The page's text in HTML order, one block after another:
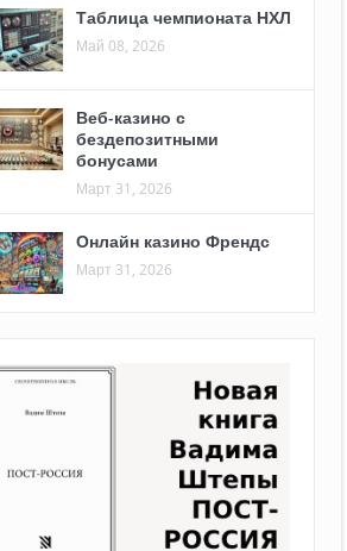
Таблица чемпионата НХЛ
Май 08, 2026
Веб-казино с
бездепозитными
бонусами
Март 31, 2026
Онлайн казино Френдс
Март 31, 2026